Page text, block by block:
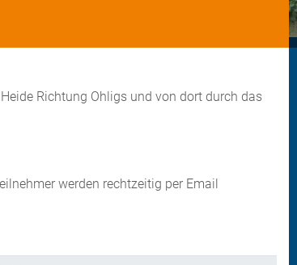
Richtung Ohligs und von dort durch das
werden rechtzeitig per Email